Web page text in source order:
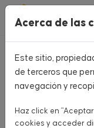
Pasar al contenido
Home
Aquí
Acerca de las
Este sitio,
de terceros que
navegación y
Haz click en
cookies y acceder